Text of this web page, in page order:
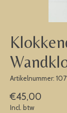
Artikelnummer:
€45,00
Incl. btw